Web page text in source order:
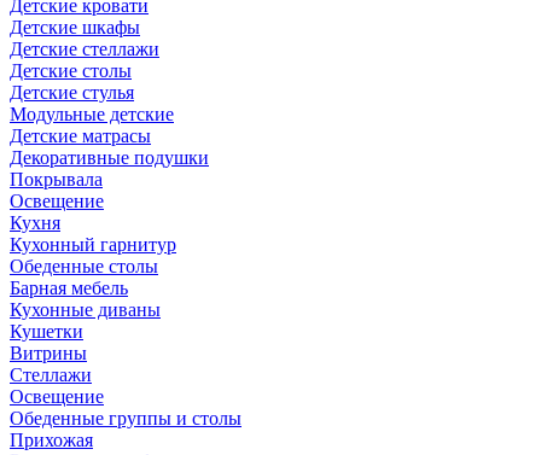
Детские кровати
Детские шкафы
Детские стеллажи
Детские столы
Детские стулья
Модульные детские
Детские матрасы
Декоративные подушки
Покрывала
Освещение
Кухня
Кухонный гарнитур
Обеденные столы
Барная мебель
Кухонные диваны
Кушетки
Витрины
Стеллажи
Освещение
Обеденные группы и столы
Прихожая